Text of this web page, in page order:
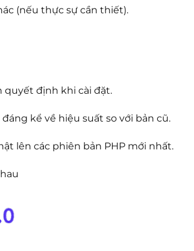
(nếu thực sự cần thiết).
quyết định khi cài đặt.
kể về hiệu suất so với bản cũ.
lên các phiên bản PHP mới nhất.